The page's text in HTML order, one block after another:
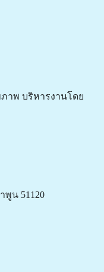
พ บริหารงานโดย
พูน 51120